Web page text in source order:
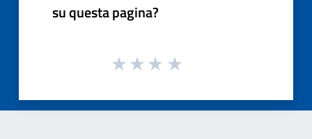
su questa pagina?